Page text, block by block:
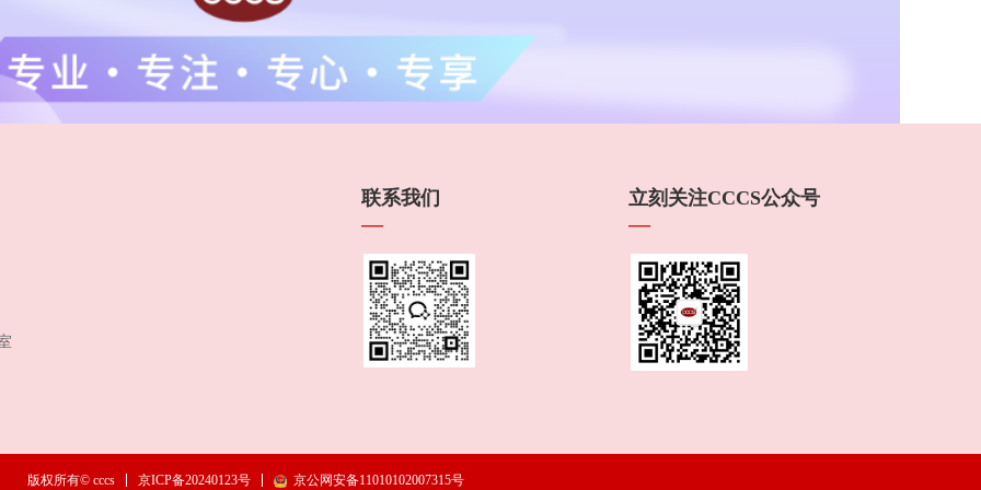
立刻关注CCCS公众号
—
联系我们
—
版权所有© cccs 京ICP备20240123号 京公网安备11010102007315号